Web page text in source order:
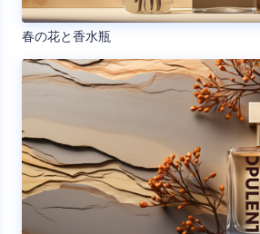
春の花と香水瓶